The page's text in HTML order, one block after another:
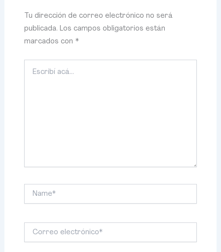
Tu dirección de correo electrónico no será
publicada. Los campos obligatorios están
marcados con *
acá...
electrónico*